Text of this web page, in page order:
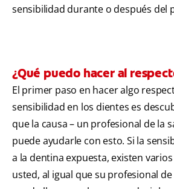
sensibilidad durante o después del
¿Qué puedo hacer al
El primer paso en hacer algo
sensibilidad en los dientes es
que la causa – un profesional de la
puede ayudarle con esto. Si la
a la dentina expuesta, existen
usted, al igual que su profesional